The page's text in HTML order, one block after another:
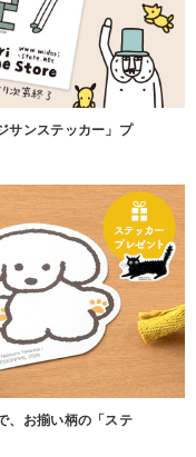
サンステッカー」プ
、お揃い柄の「ステ